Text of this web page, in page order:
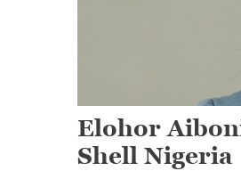
Elohor
Shell Nigeria